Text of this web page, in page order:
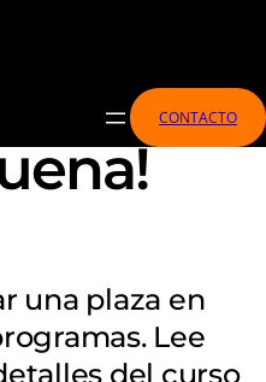
CONTACTO
una plaza en
Lee
del curso